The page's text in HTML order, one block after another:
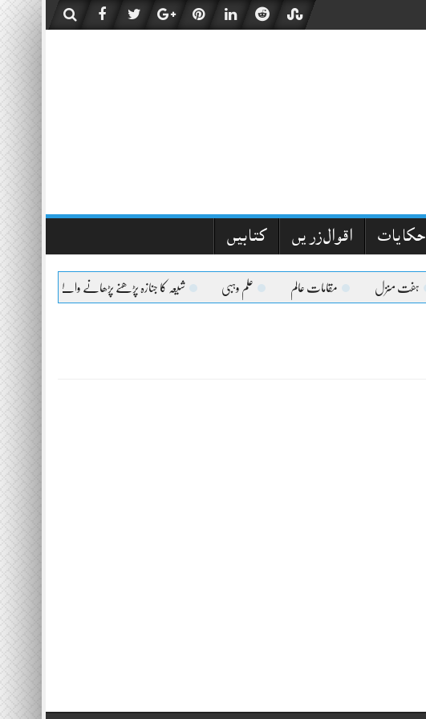
حکایات اقوال زریں کتابیں
ہفت منزل مقامات عالم علم وہبی شیعہ کا جنازہ پڑھنے پڑھانے والےکیلئے اعلیٰحضرت